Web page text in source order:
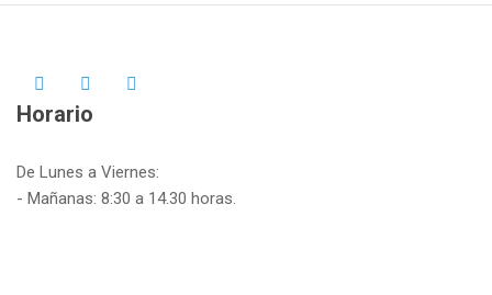
Horario
De Lunes a Viernes:
- Mañanas: 8:30 a 14.30 horas.